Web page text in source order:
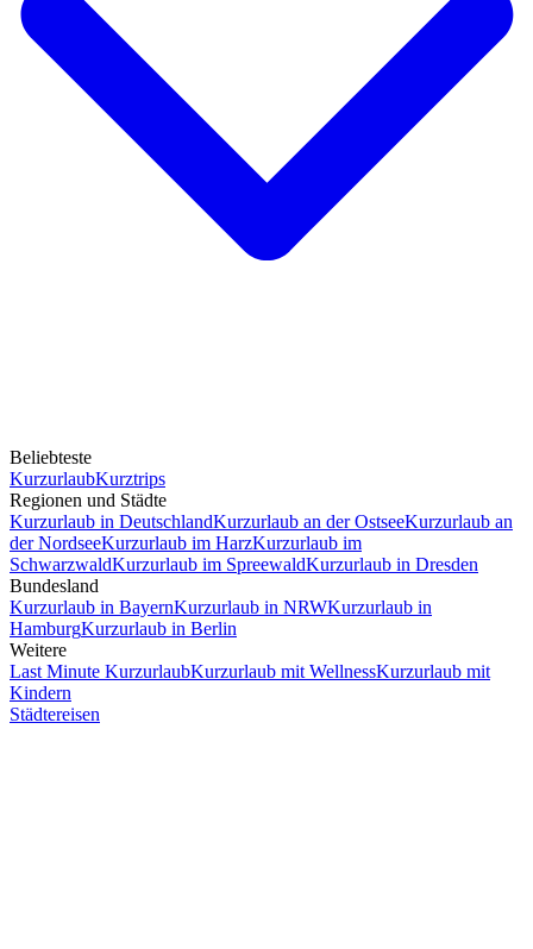
Beliebteste
KurzurlaubKurztrips
Regionen und Städte
Kurzurlaub in DeutschlandKurzurlaub an der OstseeKurzurlaub an
der NordseeKurzurlaub im HarzKurzurlaub im
SchwarzwaldKurzurlaub im SpreewaldKurzurlaub in Dresden
Bundesland
Kurzurlaub in BayernKurzurlaub in NRWKurzurlaub in
HamburgKurzurlaub in Berlin
Weitere
Last Minute KurzurlaubKurzurlaub mit WellnessKurzurlaub mit
Kindern
Städtereisen